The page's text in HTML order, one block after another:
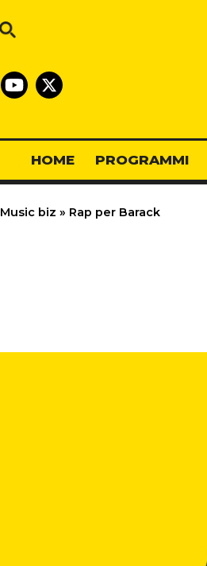
HOME PROGRAMMI
Music biz » Rap per Barack